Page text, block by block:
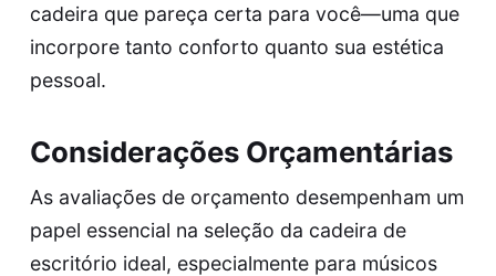
cadeira que pareça certa para você—uma que
incorpore tanto conforto quanto sua estética
pessoal.
Considerações Orçamentárias
As avaliações de orçamento desempenham um
papel essencial na seleção da cadeira de
escritório ideal, especialmente para músicos